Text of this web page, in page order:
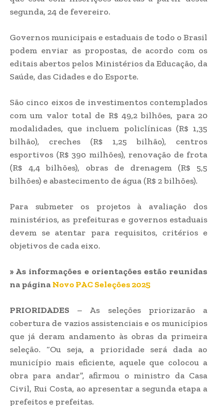
segunda, 24 de fevereiro.
Governos municipais e estaduais de todo o Brasil
podem enviar as propostas, de acordo com os
editais abertos pelos Ministérios da Educação, da
Saúde, das Cidades e do Esporte.
São cinco eixos de investimentos contemplados
com um valor total de R$ 49,2 bilhões, para 20
modalidades, que incluem policlínicas (R$ 1,35
bilhão), creches (R$ 1,25 bilhão), centros
esportivos (R$ 390 milhões), renovação de frota
(R$ 4,4 bilhões), obras de drenagem (R$ 5,5
bilhões) e abastecimento de água (R$ 2 bilhões).
Para submeter os projetos à avaliação dos
ministérios, as prefeituras e governos estaduais
devem se atentar para requisitos, critérios e
objetivos de cada eixo.
» As informações e orientações estão reunidas
na páginaNovo PAC Seleções 2025
PRIORIDADES – As seleções priorizarão a
cobertura de vazios assistenciais e os municípios
que já deram andamento às obras da primeira
seleção. “Ou seja, a prioridade será dada ao
município mais eficiente, aquele que colocou a
obra para andar”, afirmou o ministro da Casa
Civil, Rui Costa, ao apresentar a segunda etapa a
prefeitos e prefeitas.